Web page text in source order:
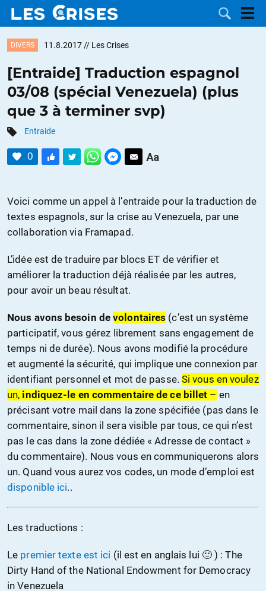
DOSSIERS
CATÉGORIES
MOTS CLÉS
CONTACTER
FAIRE UN
DIVERS 11.8.2017 // Les Crises
[Entraide] Traduction espagnol
03/08 (spécial Venezuela) (plus
que 3 à terminer svp)
Entraide
0
Voici comme un appel à l’entraide pour la traduction de
textes espagnols, sur la crise au Venezuela, par une
collaboration via Framapad.
L’idée est de traduire par blocs ET de vérifier et
améliorer la traduction déjà réalisée par les autres,
pour avoir un beau résultat.
Nous avons besoin devolontaires (c’est un système
participatif, vous gérez librement sans engagement de
temps ni de durée). Nous avons modifié la procédure
et augmenté la sécurité, qui implique une connexion par
identifiant personnel et mot de passe. Si vous en voulez
un, indiquez-le en commentaire de ce billet – en
précisant votre mail dans la zone spécifiée (pas dans le
commentaire, sinon il sera visible par tous, ce qui n’est
pas le cas dans la zone dédiée « Adresse de contact »
du commentaire). Nous vous en communiquerons alors
un. Quand vous aurez vos codes, un mode d’emploi est
disponible ici..
Les traductions :
Le premier texte est ici (il est en anglais lui 🙂 ) : The
Dirty Hand of the National Endowment for Democracy
in Venezuela